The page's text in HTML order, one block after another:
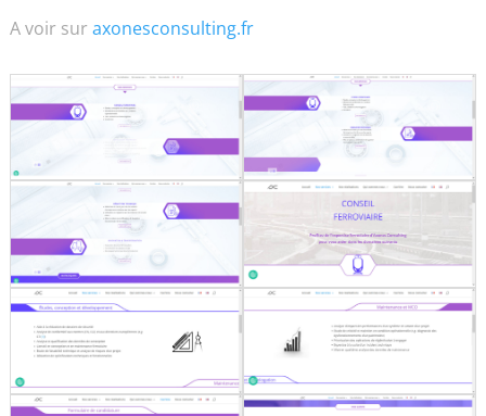
A voir sur axonesconsulting.fr